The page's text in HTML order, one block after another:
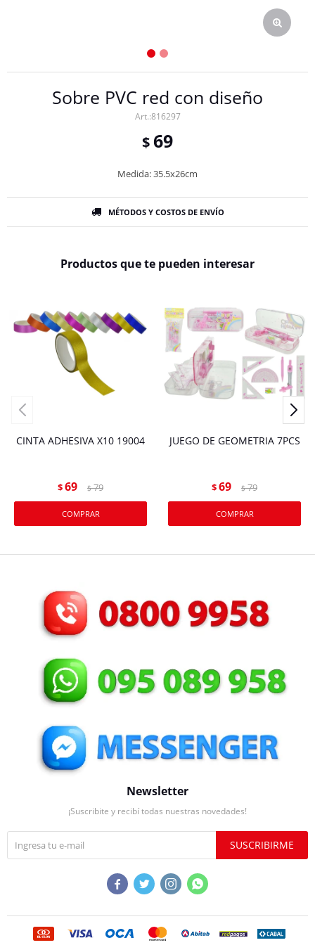
Sobre PVC red con diseño
816297
$69
Medida: 35.5x26cm
MÉTODOS Y COSTOS DE ENVÍO
Productos que te pueden interesar
CINTA ADHESIVA X10 19004
$69 $ 79
JUEGO DE GEOMETRIA 7PCS
$69 $ 79
Newsletter
¡Suscribite y recibí todas nuestras novedades!
SUSCRIBIRME
   